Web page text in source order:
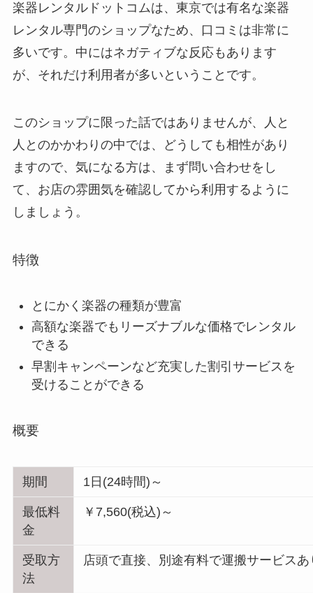
楽器レンタルドットコムは、東京では有名な楽器
レンタル専門のショップなため、口コミは非常に
多いです。中にはネガティブな反応もあります
が、それだけ利用者が多いということです。
このショップに限った話ではありませんが、人と
人とのかかわりの中では、どうしても相性があり
ますので、気になる方は、まず問い合わせをし
て、お店の雰囲気を確認してから利用するように
しましょう。
特徴
とにかく楽器の種類が豊富
高額な楽器でもリーズナブルな価格でレンタル
できる
早割キャンペーンなど充実した割引サービスを
受けることができる
概要
期間 1日(24時間)～
最低料
金
￥7,560(税込)～
受取方
法
店頭で直接、別途有料で運搬サービスあ